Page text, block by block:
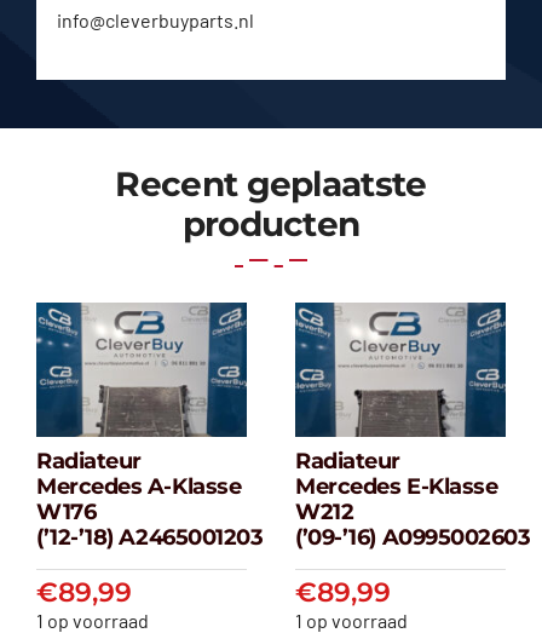
info@cleverbuyparts.nl
Recent geplaatste
producten
Radiateur
Mercedes A-
klasse W176
(’12-’18) A2465001203
€89,99
Radiateur
Mercedes A-Klasse
W176
(’12-’18) A2465001203
€89,99
1 op voorraad
Radiateur
Mercedes E-
klasse W212
(’09-’16)
€89,99
Radiateur
Mercedes E-Klasse
W212
(’09-’16) A0995002603
€89,99
1 op voorraad